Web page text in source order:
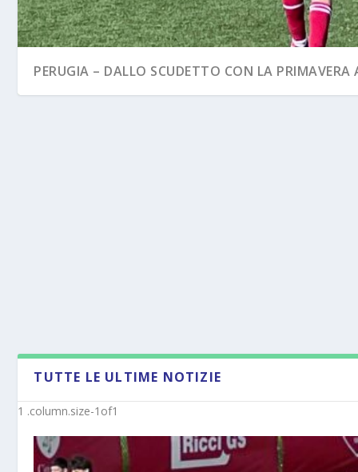
PERUGIA – DALLO SCUDETTO CON LA PRIMAVERA
TUTTE LE ULTIME NOTIZIE